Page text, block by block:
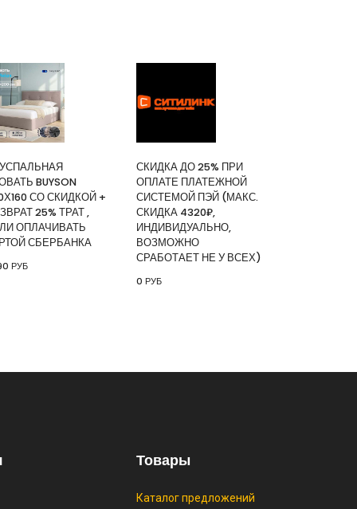
СМАРТ ТВ, Google TV
КУПИТЬ
BUYSON
СО СКИДКОЙ +
25% ТРАТ ,
ОПЛАЧИВАТЬ
СБЕРБАНКА
РУБ
СКИДКА ДО 25% ПРИ
ОПЛАТЕ ПЛАТЕЖНОЙ
СИСТЕМОЙ ПЭЙ (МАКС.
СКИДКА 4320₽,
ИНДИВИДУАЛЬНО,
ВОЗМОЖНО
СРАБОТАЕТ НЕ У ВСЕХ)
0 РУБ
Товары
Каталог предложений